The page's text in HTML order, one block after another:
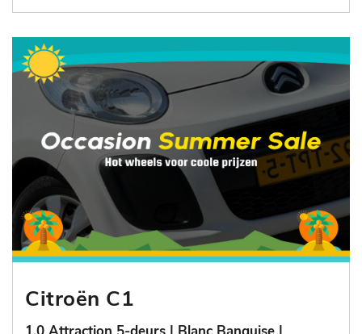
Citroën C1